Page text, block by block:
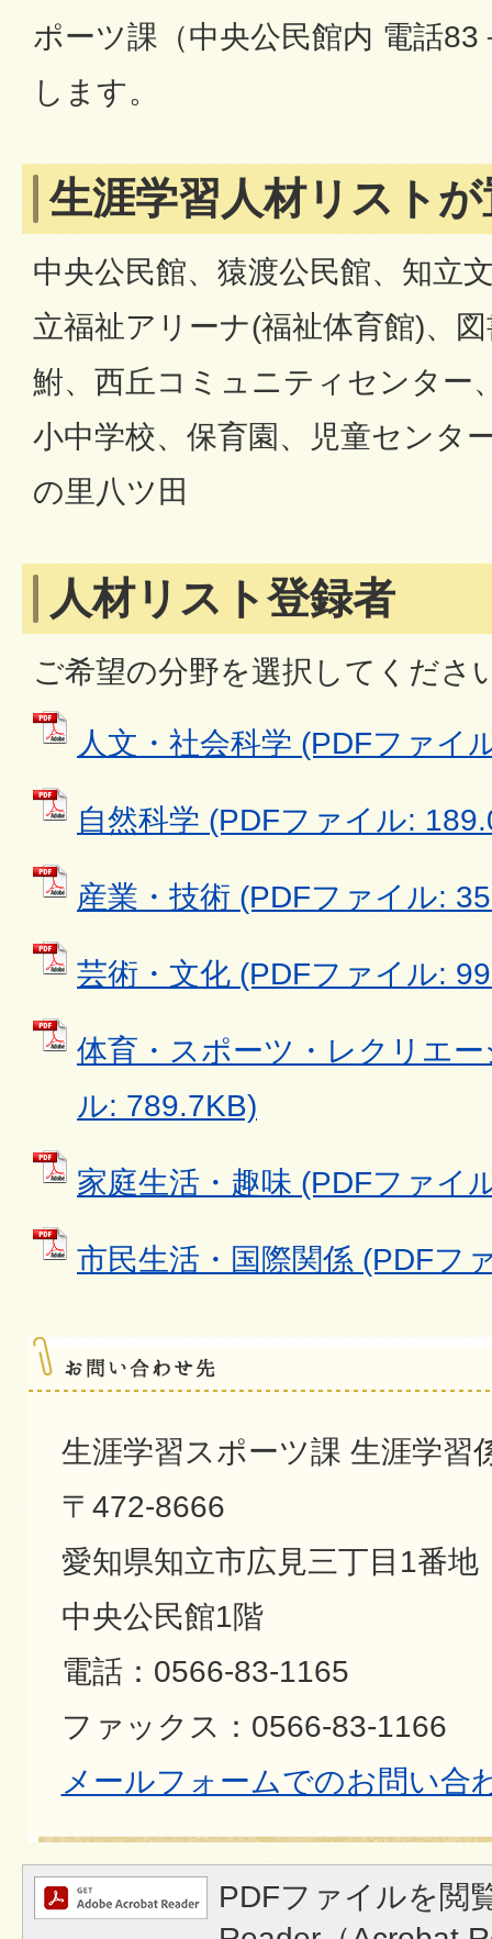
ポーツ課（中央公民館内 電話
します。
生涯学習人材リスト
中央公民館、猿渡公民館、知立
立福祉アリーナ(福祉体育館)、
鮒、西丘コミュニティセンター
小中学校、保育園、児童センタ
の里八ツ田
人材リスト登録者
ご希望の分野を選択してくださ
人文・社会科学 (PDFファイ
自然科学 (PDFファイル:
産業・技術 (PDFファイル:
芸術・文化 (PDFファイル:
体育・スポーツ・レクリエ
ル: 789.7KB)
家庭生活・趣味 (PDFファイ
市民生活・国際関係 (PDFフ
生涯学習スポーツ課 生涯学習
〒472-8666
愛知県知立市広見三丁目1番地
中央公民館1階
電話：0566-83-1165
ファックス：0566-83-1166
メールフォームでのお問い合
PDFファイルを閲